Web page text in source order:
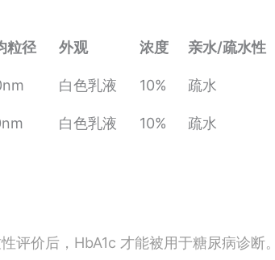
粒径 外观 浓度 亲水/疏水性
白色乳液 10% 疏水
白色乳液 10% 疏水
评价后，HbA1c 才能被用于糖尿病诊断。